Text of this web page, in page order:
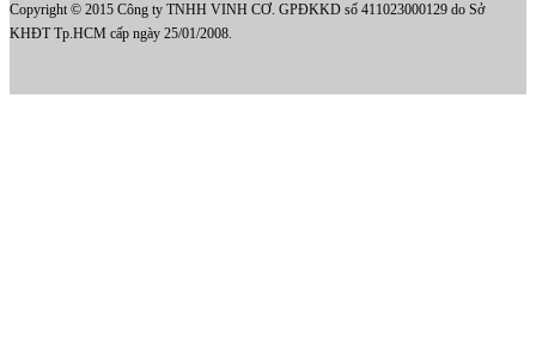
Copyright © 2015 Công ty TNHH VINH CƠ. GPĐKKD số 411023000129 do Sở
KHĐT Tp.HCM cấp ngày 25/01/2008.